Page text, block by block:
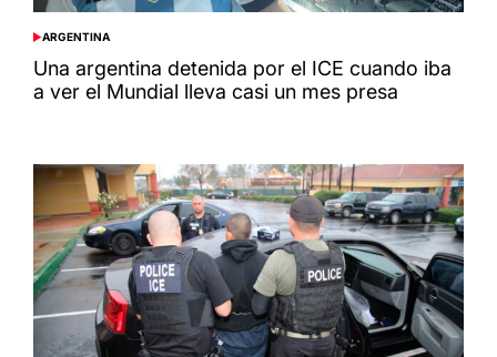
POSTED
IN
ARGENTINA
Una argentina detenida por el ICE cuando iba
a ver el Mundial lleva casi un mes presa